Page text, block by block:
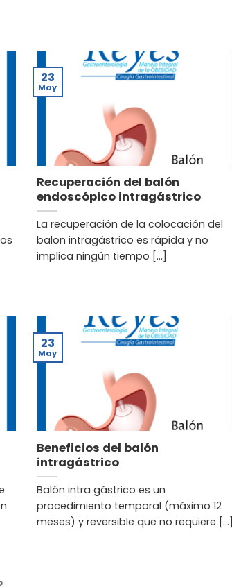
Recuperación del balón
endoscópico intragástrico
La recuperación de la colocación del
balon intragástrico es rápida y no
implica ningún tiempo [...]
23
May
Beneficios del balón
intragástrico
Balón intra gástrico es un
procedimiento temporal (máximo 12
meses) y reversible que no requiere [...]
23
May